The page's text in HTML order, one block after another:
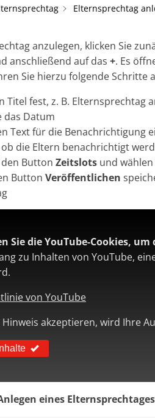
Elternsprechtag
anzulegen, klicken Sie
anschließend auf das +. Es
Sie hierzu folgende Schritte
Titel fest, z. B. Elternsprechtag
das Datum
Text für die Benachrichtigung
ob die Eltern benachrichtigt
den Button Zeitslots und
Button Veröffentlichen
Sie die YouTube-Cookies, um
zu Inhalten von YouTube,
von YouTube
Hinweis akzeptieren, wird Ihre
eines